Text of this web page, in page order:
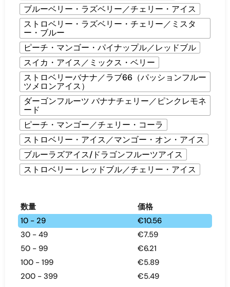
ブルーベリー・ラズベリー／チェリー・アイス
ストロベリー・ラズベリー・チェリー／ミスタ
ー・ブルー
ピーチ・マンゴー・パイナップル／レッドブル
スイカ・アイス／ミックス・ベリー
ストロベリーバナナ／ラブ66（パッションフルー
ツメロンアイス）
ダーゴンフルーツ バナナチェリー／ピンクレモネ
ード
ピーチ・マンゴー／チェリー・コーラ
ストロベリー・アイス／マンゴー・オン・アイス
ブルーラズアイス/ドラゴンフルーツアイス
ストロベリー・レッドブル／チェリー・アイス
数量
価格
10 - 29
€10.56
30 - 49
€7.59
50 - 99
€6.21
100 - 199
€5.89
200 - 399
€5.49